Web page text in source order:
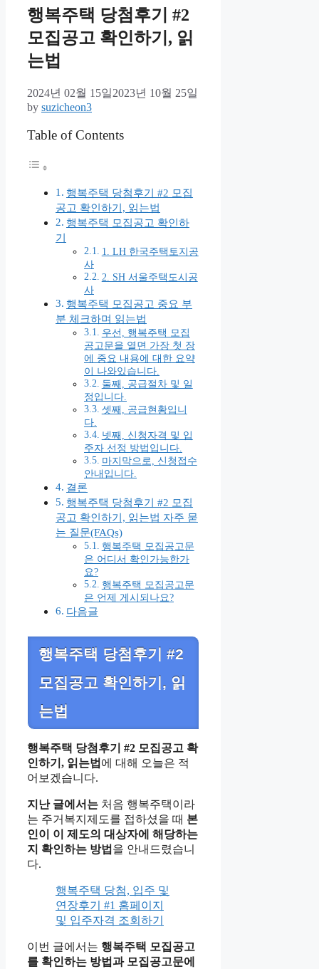
행복주택 당첨후기 #2
모집공고 확인하기, 읽
는법
2024년 02월 15일2023년 10월 25일
by suzicheon3
Table of Contents
행복주택 당첨후기 #2 모집
공고 확인하기, 읽는법
행복주택 모집공고 확인하
기
1. LH 한국주택토지공
사
2. SH 서울주택도시공
사
행복주택 모집공고 중요 부
분 체크하며 읽는법
우선, 행복주택 모집
공고문을 열면 가장 첫 장
에 중요 내용에 대한 요약
이 나와있습니다.
둘째, 공급절차 및 일
정입니다.
셋째, 공급현황입니
다.
넷째, 신청자격 및 입
주자 선정 방법입니다.
마지막으로, 신청접수
안내입니다.
결론
행복주택 당첨후기 #2 모집
공고 확인하기, 읽는법 자주 묻
는 질문(FAQs)
행복주택 모집공고문
은 어디서 확인가능한가
요?
행복주택 모집공고문
은 언제 게시되나요?
다음글
행복주택 당첨후기 #2
모집공고 확인하기, 읽
는법
행복주택 당첨후기 #2 모집공고 확
인하기, 읽는법 에 대해 오늘은 적
어보겠습니다.
지난 글에서는 처음 행복주택이라
는 주거복지제도를 접하셨을 때 본
인이 이 제도의 대상자에 해당하는
지 확인하는 방법 을 안내드렸습니
다.
행복주택 당첨, 입주 및
연장후기 #1 홈페이지
및 입주자격 조회하기
이번 글에서는 행복주택 모집공고
를 확인하는 방법과 모집공고문에